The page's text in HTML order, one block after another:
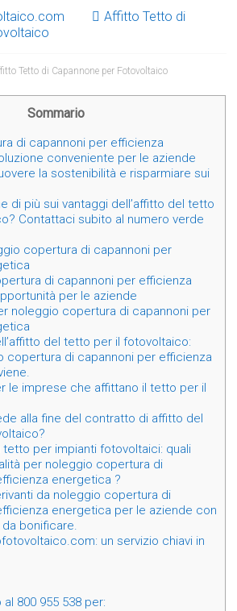
Affitto Tetto di
Tetto di Capannone per Fotovoltaico
Sommario
di capannoni per efficienza
conveniente per le aziende
la sostenibilità e risparmiare sui
di più sui vantaggi dell’affitto del tetto
Contattaci subito al numero verde
copertura di capannoni per
di capannoni per efficienza
per le aziende
noleggio copertura di capannoni per
del tetto per il fotovoltaico:
copertura di capannoni per efficienza
le imprese che affittano il tetto per il
alla fine del contratto di affitto del
per impianti fotovoltaici: quali
per noleggio copertura di
energetica ?
da noleggio copertura di
energetica per le aziende con
bonificare.
un servizio chiavi in
800 955 538 per: